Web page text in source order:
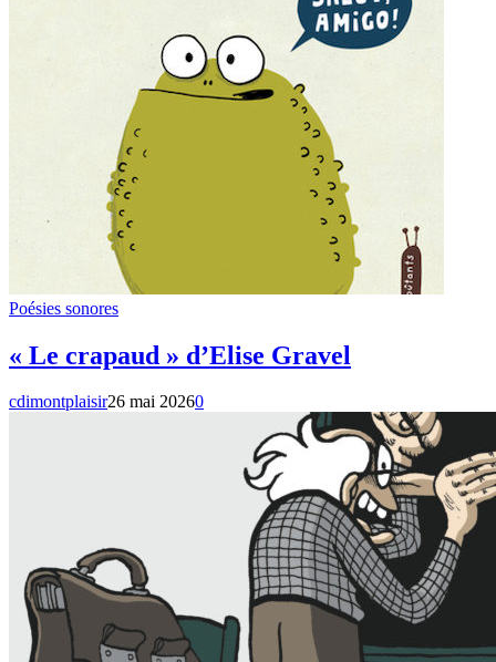
Poésies sonores
« Le crapaud » d’Elise Gravel
cdimontplaisir26 mai 20260